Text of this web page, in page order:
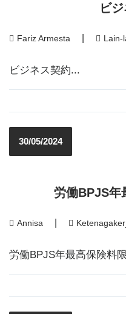
ビ
Fariz Armesta Lain-
ビジネス契約...
30/05/2024
労働BPJS年
Annisa
労働BPJS年最高保険料